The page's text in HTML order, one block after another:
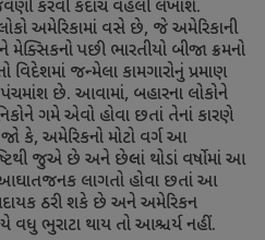
કરવી કદાચ વહેલી લેખાશે.
અમેરિકામાં વસે છે, જે અમેરિકાની
મેક્સિકનો પછી ભારતીયો બીજા ક્રમનો
વિદેશમાં જન્મેલા કામગારોનું પ્રમાણ
પંચમાંશ છે. આવામાં, બહારના લોકોને
ગમે એવો હોવા છતાં તેનાં કારણે
કે, અમેરિકનો મોટો વર્ગ આ
જુએ છે અને છેલ્લાં થોડાં વર્ષોમાં આ
આઘાતજનક લાગતો હોવા છતાં આ
ઠરી શકે છે અને અમેરિકન
વધુ ભુરાટા થાય તો આશ્ચર્ય નહીં.